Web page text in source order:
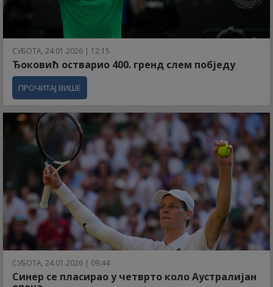
СУБОТА, 24.01.2026 | 12:15
Ђоковић остварио 400. гренд слем побједу
ПРОЧИТАЈ ВИШЕ
СУБОТА, 24.01.2026 | 09:44
Синер се пласирао у четврто коло Аустралијан